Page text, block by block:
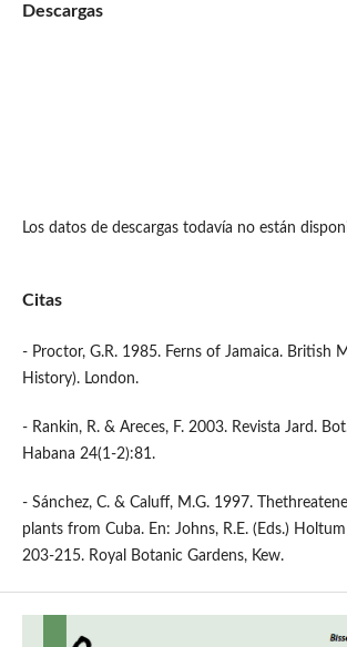
Descargas
Los datos de descargas todavía no están
Citas
- Proctor, G.R. 1985. Ferns of Jamaica. British
History). London.
- Rankin, R. & Areces, F. 2003. Revista Jard.
Habana 24(1-2):81.
- Sánchez, C. & Caluff, M.G. 1997.
plants from Cuba. En: Johns, R.E. (Eds.)
203-215. Royal Botanic Gardens, Kew.